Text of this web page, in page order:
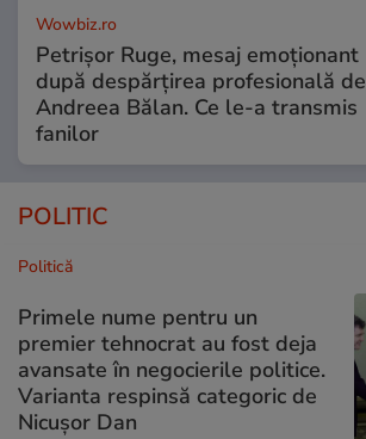
Wowbiz.ro
Petrișor Ruge, mesaj emoționant
după despărțirea profesională de
Andreea Bălan. Ce le-a transmis
fanilor
POLITIC
Politică
Primele nume pentru un
premier tehnocrat au fost deja
avansate în negocierile politice.
Varianta respinsă categoric de
Nicușor Dan